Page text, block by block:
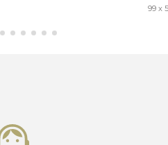
99 x